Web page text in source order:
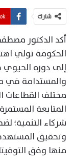
شارك
أكد الدكتور
الحكومة تولي
إلى دوره
والمستدامة في
مختلف القطاعات
المتابعة
شركاء التنمية؛
وتحقيق
منها وفق